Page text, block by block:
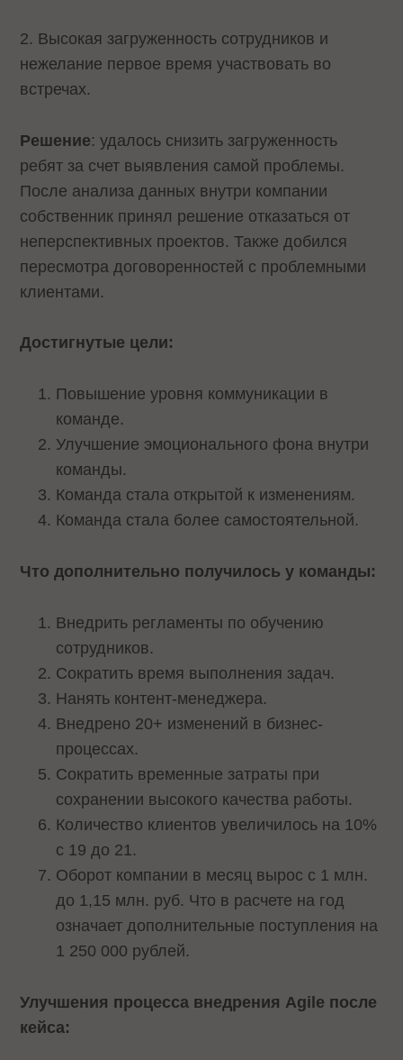
2. Высокая загруженность сотрудников и
нежелание первое время участвовать во
встречах.
Решение: удалось снизить загруженность
ребят за счет выявления самой проблемы.
После анализа данных внутри компании
собственник принял решение отказаться от
неперспективных проектов. Также добился
пересмотра договоренностей с проблемными
клиентами.
Достигнутые цели:
Повышение уровня коммуникации в
команде.
Улучшение эмоционального фона внутри
команды.
Команда стала открытой к изменениям.
Команда стала более самостоятельной.
Что дополнительно получилось у команды:
Внедрить регламенты по обучению
сотрудников.
Сократить время выполнения задач.
Нанять контент-менеджера.
Внедрено 20+ изменений в бизнес-
процессах.
Сократить временные затраты при
сохранении высокого качества работы.
Количество клиентов увеличилось на 10%
с 19 до 21.
Оборот компании в месяц вырос с 1 млн.
до 1,15 млн. руб. Что в расчете на год
означает дополнительные поступления на
1 250 000 рублей.
Улучшения процесса внедрения Agile после
кейса: